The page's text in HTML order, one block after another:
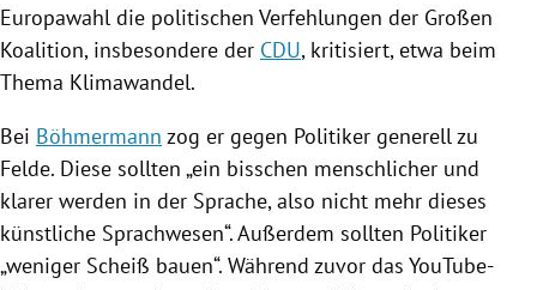
Europawahl die politischen Verfehlungen der Großen
Koalition, insbesondere der CDU, kritisiert, etwa beim
Thema Klimawandel.
Bei Böhmermann zog er gegen Politiker generell zu
Felde. Diese sollten „ein bisschen menschlicher und
klarer werden in der Sprache, also nicht mehr dieses
künstliche Sprachwesen“. Außerdem sollten Politiker
„weniger Scheiß bauen“. Während zuvor das YouTube-